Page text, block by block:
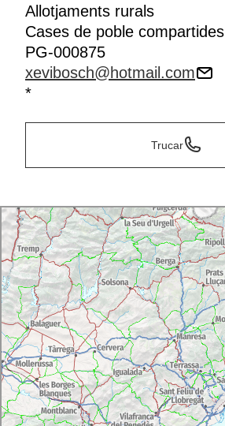
Allotjaments rurals
Cases de poble compartides
PG-000875
xevibosch@hotmail.com
*
Trucar